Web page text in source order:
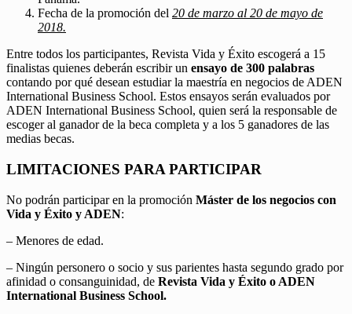
Fecha de la promoción del 20 de marzo al 20 de mayo de
2018.
Entre todos los participantes, Revista Vida y Éxito escogerá a 15
finalistas quienes deberán escribir un ensayo de 300 palabras
contando por qué desean estudiar la maestría en negocios de ADEN
International Business School. Estos ensayos serán evaluados por
ADEN International Business School, quien será la responsable de
escoger al ganador de la beca completa y a los 5 ganadores de las
medias becas.
LIMITACIONES PARA PARTICIPAR
No podrán participar en la promoción Máster de los negocios con
Vida y Éxito y ADEN:
– Menores de edad.
– Ningún personero o socio y sus parientes hasta segundo grado por
afinidad o consanguinidad, de Revista Vida y Éxito o ADEN
International Business School.